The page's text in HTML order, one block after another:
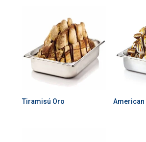
Tiramisú Oro American